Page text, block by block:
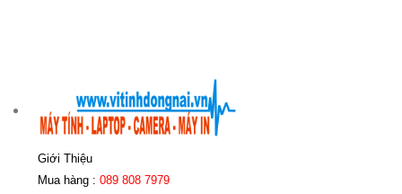
Giới Thiệu
Mua hàng : 089 808 7979